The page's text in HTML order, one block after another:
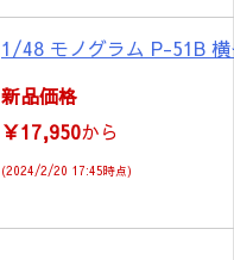
1/48 モノグラム P-51B
新品価格
￥17,950から
(2024/2/20 17:45時点)